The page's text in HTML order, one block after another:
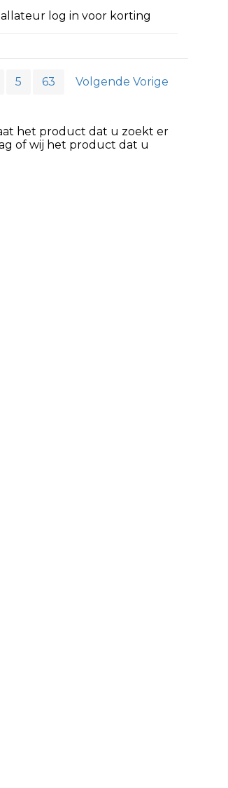
log in voor korting
5 63 Volgende Vorige
het product dat u zoekt er
of wij het product dat u